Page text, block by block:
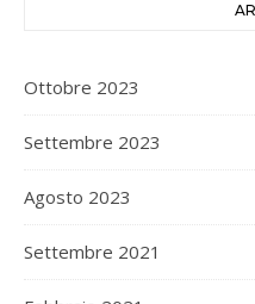
Ottobre 2023
Settembre 2023
Agosto 2023
Settembre 2021